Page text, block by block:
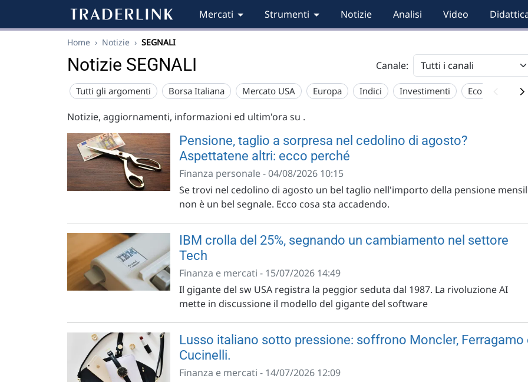
Mercati Strumenti Notizie Analisi Video
Home › Notizie › SEGNALI
Notizie SEGNALI Canale:
Tutti gli argomenti Borsa Italiana Mercato USA Europa Indici Investimenti Economia
Notizie, aggiornamenti, informazioni ed ultim'ora su .
Pensione, taglio a sorpresa nel cedolino di agosto?
Aspettatene altri: ecco perché
Finanza personale - 04/08/2026 10:15
Se trovi nel cedolino di agosto un bel taglio nell'importo della pensione
non è un bel segnale. Ecco cosa sta accadendo.
IBM crolla del 25%, segnando un cambiamento nel settore
Tech
Finanza e mercati - 15/07/2026 14:49
Il gigante del sw USA registra la peggior seduta dal 1987. La rivoluzione AI
mette in discussione il modello del gigante del software
Lusso italiano sotto pressione: soffrono Moncler, Ferragamo
Cucinelli.
Finanza e mercati - 14/07/2026 12:09